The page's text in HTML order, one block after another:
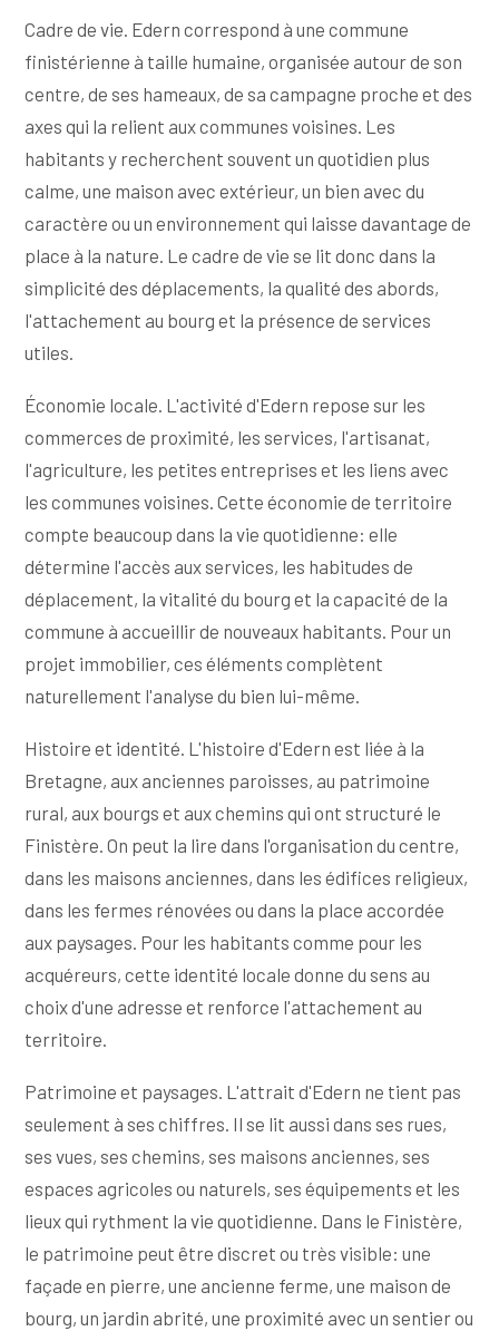
Cadre de vie. Edern correspond à une commune
finistérienne à taille humaine, organisée autour de son
centre, de ses hameaux, de sa campagne proche et des
axes qui la relient aux communes voisines. Les
habitants y recherchent souvent un quotidien plus
calme, une maison avec extérieur, un bien avec du
caractère ou un environnement qui laisse davantage de
place à la nature. Le cadre de vie se lit donc dans la
simplicité des déplacements, la qualité des abords,
l'attachement au bourg et la présence de services
utiles.
Économie locale. L'activité d'Edern repose sur les
commerces de proximité, les services, l'artisanat,
l'agriculture, les petites entreprises et les liens avec
les communes voisines. Cette économie de territoire
compte beaucoup dans la vie quotidienne: elle
détermine l'accès aux services, les habitudes de
déplacement, la vitalité du bourg et la capacité de la
commune à accueillir de nouveaux habitants. Pour un
projet immobilier, ces éléments complètent
naturellement l'analyse du bien lui-même.
Histoire et identité. L'histoire d'Edern est liée à la
Bretagne, aux anciennes paroisses, au patrimoine
rural, aux bourgs et aux chemins qui ont structuré le
Finistère. On peut la lire dans l'organisation du centre,
dans les maisons anciennes, dans les édifices religieux,
dans les fermes rénovées ou dans la place accordée
aux paysages. Pour les habitants comme pour les
acquéreurs, cette identité locale donne du sens au
choix d'une adresse et renforce l'attachement au
territoire.
Patrimoine et paysages. L'attrait d'Edern ne tient pas
seulement à ses chiffres. Il se lit aussi dans ses rues,
ses vues, ses chemins, ses maisons anciennes, ses
espaces agricoles ou naturels, ses équipements et les
lieux qui rythment la vie quotidienne. Dans le Finistère,
le patrimoine peut être discret ou très visible: une
façade en pierre, une ancienne ferme, une maison de
bourg, un jardin abrité, une proximité avec un sentier ou